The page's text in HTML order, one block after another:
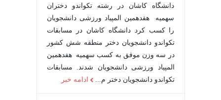
دانشگاه کاشان در رشته تکواندو دختران
سهمیه هفدهمین المپیاد ورزشی دانشجویان
را کسب کرد دانشگاه کاشان در مسابقات
تکواندو دانشجویان دختر منطقه شش کشور
در سه وزن موفق به کسب سهمیه هفدهمین
المپیاد ورزشی دانشجویان شدند. مسابقات
تکواندو دانشجویان دختر م...
ادامه خبر